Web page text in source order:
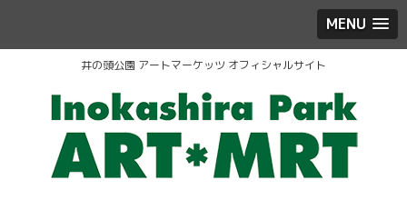
MENU
井の頭公園 アートマーケッツ オフィシャルサイト